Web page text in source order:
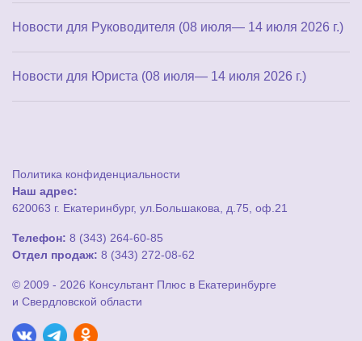
Новости для Руководителя (08 июля— 14 июля 2026 г.)
Новости для Юриста (08 июля— 14 июля 2026 г.)
Политика конфиденциальности
Наш адрес:
620063 г. Екатеринбург, ул.Большакова, д.75, оф.21
Телефон: 8 (343) 264-60-85
Отдел продаж: 8 (343) 272-08-62
© 2009 - 2026 Консультант Плюс в Екатеринбурге
и Свердловской области